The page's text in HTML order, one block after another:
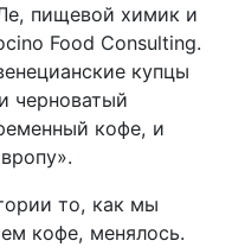
пищевой химик и
Food Consulting.
купцы
черноватый
кофе, и
то, как мы
кофе, менялось.